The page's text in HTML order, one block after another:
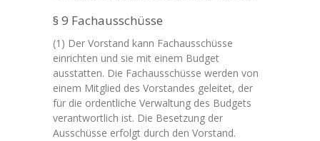
§ 9 Fachausschüsse
(1) Der Vorstand kann Fachausschüsse
einrichten und sie mit einem Budget
ausstatten. Die Fachausschüsse werden von
einem Mitglied des Vorstandes geleitet, der
für die ordentliche Verwaltung des Budgets
verantwortlich ist. Die Besetzung der
Ausschüsse erfolgt durch den Vorstand.